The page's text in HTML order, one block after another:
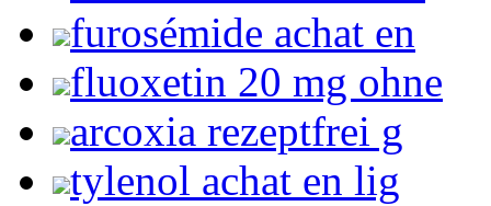
furosémide achat en
fluoxetin 20 mg ohne
arcoxia rezeptfrei g
tylenol achat en lig